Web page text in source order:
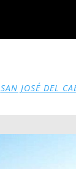
SAN JOSÉ DEL